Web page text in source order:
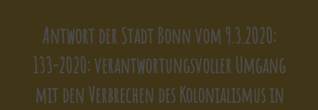
Antwort der Stadt Bonn vom 9.3.2020:
133-2020: verantwortungsvoller Umgang
mit den Verbrechen des Kolonialismus in